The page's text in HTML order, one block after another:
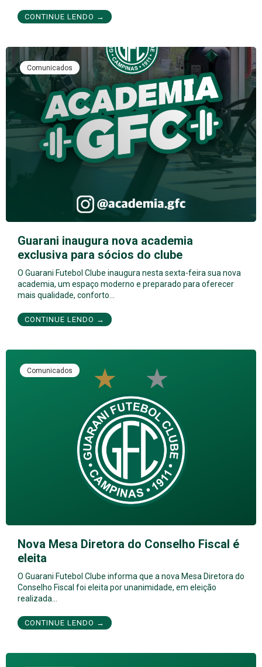
CONTINUE LENDO →
Comunicados
Guarani inaugura nova academia
exclusiva para sócios do clube
O Guarani Futebol Clube inaugura nesta sexta-feira sua nova
academia, um espaço moderno e preparado para oferecer
mais qualidade, conforto…
CONTINUE LENDO →
Comunicados
Nova Mesa Diretora do Conselho Fiscal é
eleita
O Guarani Futebol Clube informa que a nova Mesa Diretora do
Conselho Fiscal foi eleita por unanimidade, em eleição
realizada…
CONTINUE LENDO →